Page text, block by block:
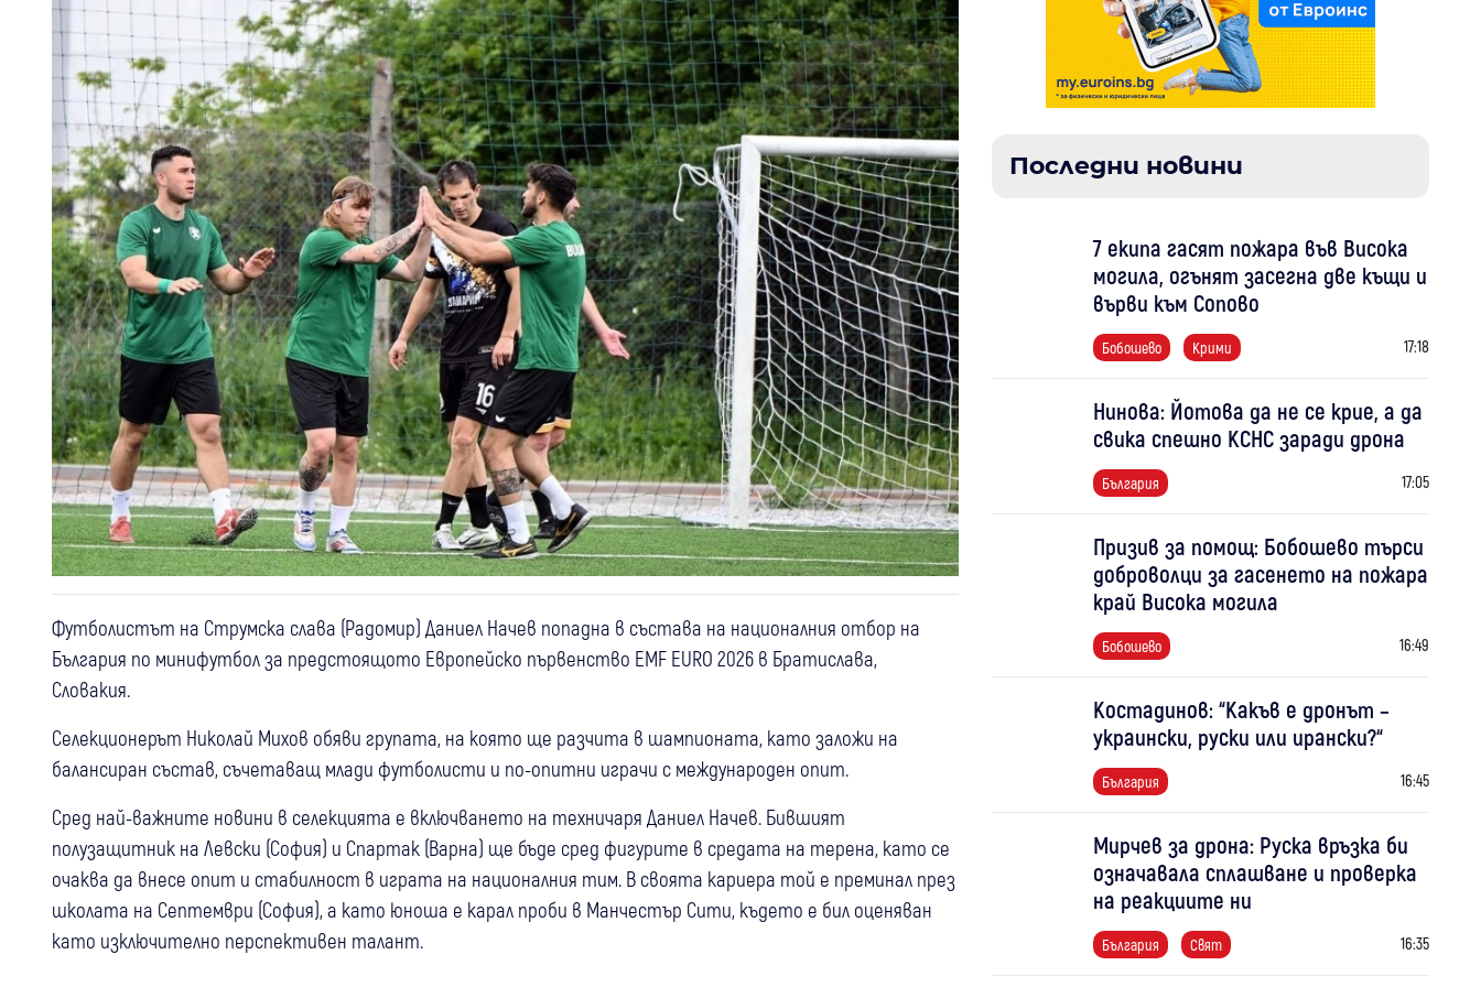
Футболистът на Струмска слава (Радомир) Даниел Начев попадна в състава на националния отбор на
България по минифутбол за предстоящото Европейско първенство EMF EURO 2026 в Братислава,
Словакия.
Селекционерът Николай Михов обяви групата, на която ще разчита в шампионата, като заложи на
балансиран състав, съчетаващ млади футболисти и по-опитни играчи с международен опит.
Сред най-важните новини в селекцията е включването на техничаря Даниел Начев. Бившият
полузащитник на Левски (София) и Спартак (Варна) ще бъде сред фигурите в средата на терена, като се
очаква да внесе опит и стабилност в играта на националния тим. В своята кариера той е преминал през
школата на Септември (София), а като юноша е карал проби в Манчестър Сити, където е бил оценяван
като изключително перспективен талант.
Последни новини
7 екипа гасят пожара във Висока
могила, огънят засегна две къщи и
върви към Сопово
Бобошево Крими 17:18
Нинова: Йотова да не се крие, а да
свика спешно КСНС заради дрона
България 17:05
Призив за помощ: Бобошево търси
доброволци за гасенето на пожара
край Висока могила
Бобошево 16:49
Костадинов: “Какъв е дронът –
украински, руски или ирански?“
България 16:45
Мирчев за дрона: Руска връзка би
означавала сплашване и проверка
на реакциите ни
България Свят 16:35